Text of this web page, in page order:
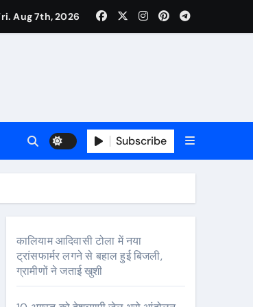
Aug 7th, 2026
Subscribe
कालियाम आदिवासी टोला में नया
ट्रांसफार्मर लगने से बहाल हुई बिजली,
ग्रामीणों ने जताई खुशी